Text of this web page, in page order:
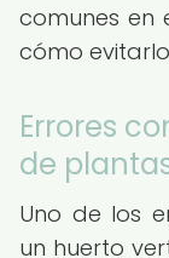
comunes en
cómo
Errores
de
Uno de los
un huerto